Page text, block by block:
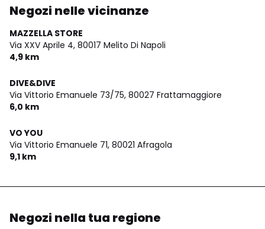
Negozi nelle vicinanze
MAZZELLA STORE
Via XXV Aprile 4, 80017 Melito Di Napoli
4,9 km
DIVE&DIVE
Via Vittorio Emanuele 73/75, 80027 Frattamaggiore
6,0 km
VO YOU
Via Vittorio Emanuele 71, 80021 Afragola
9,1 km
Negozi nella tua regione